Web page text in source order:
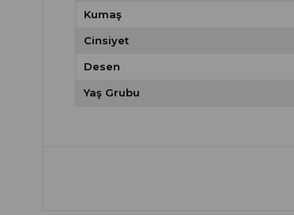
Kumaş
Cinsiyet
Desen
Yaş Grubu